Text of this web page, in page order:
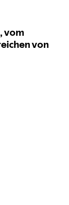
vom
von